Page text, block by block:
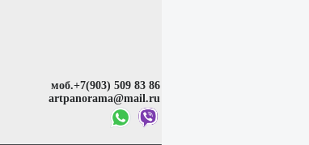
моб.+7(903) 509 83 86
artpanorama@mail.ru